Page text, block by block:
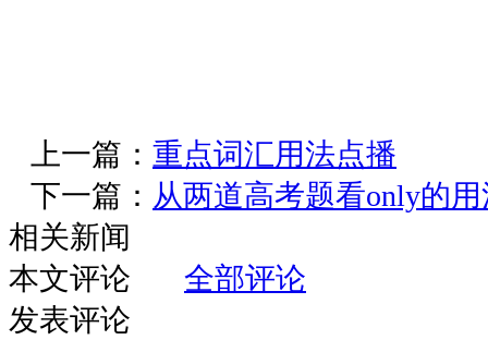
上一篇： 重点词汇用法点播
下一篇： 从两道高考题看only的
相关新闻
本文评论
全部评论
发表评论